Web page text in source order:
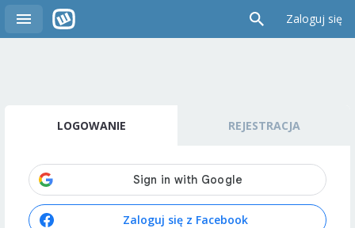
Zaloguj się
LOGOWANIE REJESTRACJA
Zaloguj się z Facebook